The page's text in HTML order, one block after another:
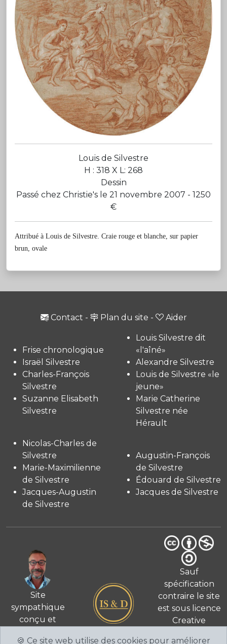
Louis de Silvestre
H : 318 X L: 268
Dessin
Passé chez Christie's le 21 novembre 2007 - 1250
€
Attribué à Louis de Silvestre. Craie rouge et blanche, sur papier
brun, ovale
Contact - Plan du site - Aider
Frise chronologique
Israël Silvestre
Charles-François
Silvestre
Suzanne Elisabeth
Silvestre
Louis Silvestre dit
«l'aîné»
Alexandre Silvestre
Louis de Silvestre «le
jeune»
Marie Catherine
Silvestre née
Hérault
Nicolas-Charles de
Silvestre
Marie-Maximilienne
de Silvestre
Jacques-Augustin
de Silvestre
Augustin-François
de Silvestre
Édouard de Silvestre
Jacques de Silvestre
Site
sympathique
conçu et
© 2026
Sauf
spécification
contraire le site
est sous licence
Creative
🍪 Ce site web utilise des cookies pour améliorer